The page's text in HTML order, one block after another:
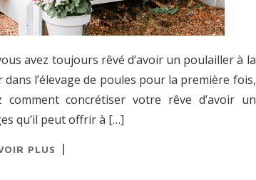
vous avez toujours rêvé d’avoir un poulailler à la
l’élevage de poules pour la première fois,
concrétiser votre rêve d’avoir un
qu’il peut offrir à […]
PLUS